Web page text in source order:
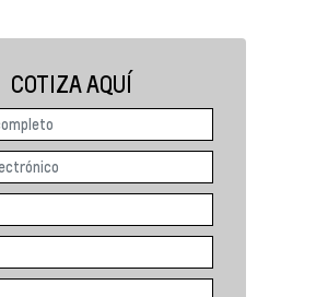
COTIZA AQUÍ